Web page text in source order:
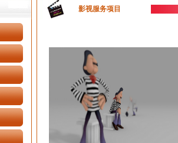
影视服务项目